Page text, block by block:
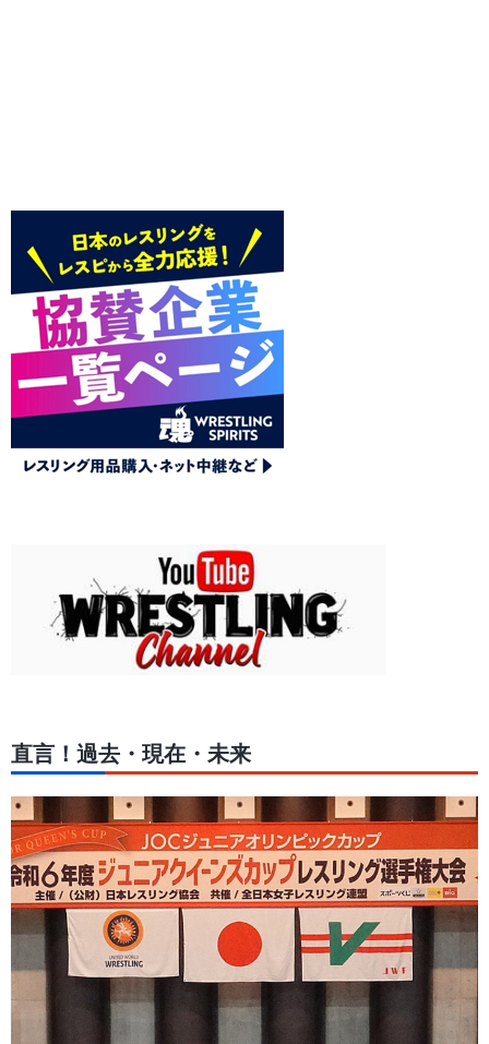
直言！過去・現在・未来